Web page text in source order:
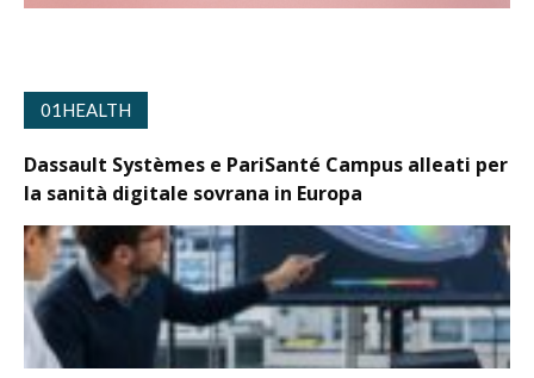
01HEALTH
Dassault Systèmes e PariSanté Campus alleati per
la sanità digitale sovrana in Europa